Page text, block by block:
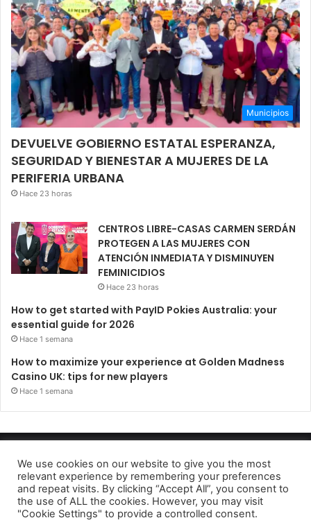
Municipios
DEVUELVE GOBIERNO ESTATAL ESPERANZA,
SEGURIDAD Y BIENESTAR A MUJERES DE LA
PERIFERIA URBANA
Hace 23 horas
CENTROS LIBRE-CASAS CARMEN SERDÁN
PROTEGEN A LAS MUJERES CON
ATENCIÓN INMEDIATA Y DISMINUYEN
FEMINICIDIOS
Hace 23 horas
How to get started with PayID Pokies Australia: your
essential guide for 2026
Hace 1 semana
How to maximize your experience at Golden Madness
Casino UK: tips for new players
Hace 1 semana
Periódico El Observador 2022
Avido de privacidad
Facebook
TwitterTelegram
We use cookies on our website to give you the most
relevant experience by remembering your preferences
and repeat visits. By clicking “Accept All”, you consent to
the use of ALL the cookies. However, you may visit
"Cookie Settings" to provide a controlled consent.